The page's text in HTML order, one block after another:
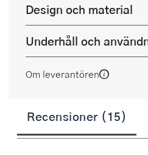
Design och material
Underhåll och
Om leverantören
Recensioner (15)